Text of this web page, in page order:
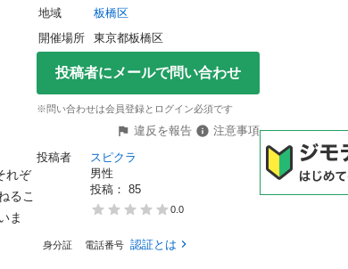
れぞ
るこ
ま
地域
板橋区
開催場所
東京都板橋区
投稿者にメールで問い合わせ
※問い合わせは会員登録とログイン必須です
違反を報告
注意事項
投稿者
スピクラ
男性
投稿： 85
0.0
身分証 電話番号 認証とは